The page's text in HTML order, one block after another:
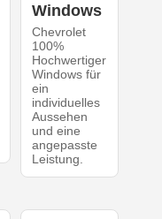
Windows
Chevrolet
100%
Hochwertiger
Windows für
ein
individuelles
Aussehen
und eine
angepasste
Leistung.